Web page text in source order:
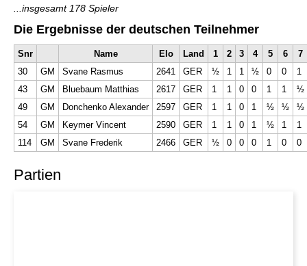
...insgesamt 178 Spieler
Die Ergebnisse der deutschen Teilnehmer
Snr Name Elo Land 1 2 3 4 5 6
7
30
GM Svane Rasmus 2641 GER ½ 1 1 ½ 0 0
1
43
GM Bluebaum Matthias 2617 GER 1 1 0 0 1 1
½
49
GM Donchenko Alexander 2597 GER 1 1 0 1 ½ ½
½
54
GM Keymer Vincent 2590 GER 1 1 0 1 ½ 1
1
114
GM Svane Frederik 2466 GER ½ 0 0 0 1 0 0
Partien